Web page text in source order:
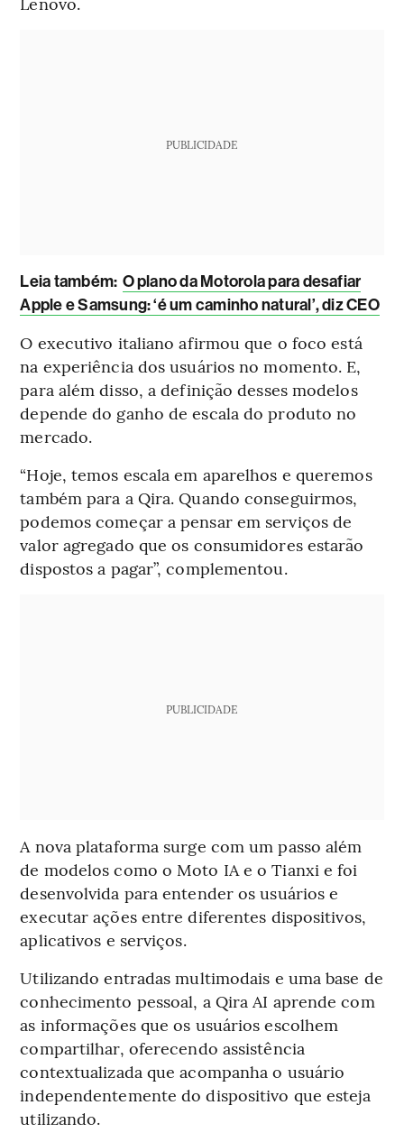
PUBLICIDADE
Leia também: O plano da Motorola para desafiar
Apple e Samsung: ‘é um caminho natural’, diz CEO
O executivo italiano afirmou que o foco está
na experiência dos usuários no momento. E,
para além disso, a definição desses modelos
depende do ganho de escala do produto no
mercado.
“Hoje, temos escala em aparelhos e queremos
também para a Qira. Quando conseguirmos,
podemos começar a pensar em serviços de
valor agregado que os consumidores estarão
dispostos a pagar”, complementou.
PUBLICIDADE
A nova plataforma surge com um passo além
de modelos como o Moto IA e o Tianxi e foi
desenvolvida para entender os usuários e
executar ações entre diferentes dispositivos,
aplicativos e serviços.
Utilizando entradas multimodais e uma base de
conhecimento pessoal, a Qira AI aprende com
as informações que os usuários escolhem
compartilhar, oferecendo assistência
contextualizada que acompanha o usuário
independentemente do dispositivo que esteja
utilizando.